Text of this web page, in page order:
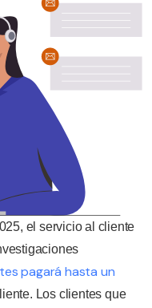
el servicio al cliente
pagará hasta un
Los clientes que